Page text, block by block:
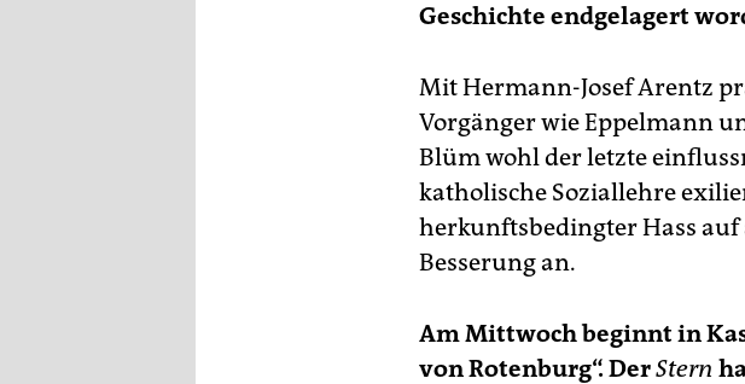
Geschichte endgelagert
Mit Hermann-Josef Arentz
Vorgänger wie Eppelmann
Blüm wohl der letzte
katholische Soziallehre
herkunftsbedingter Hass auf
Besserung an.
Am Mittwoch beginnt in
von Rotenburg“. DerStern